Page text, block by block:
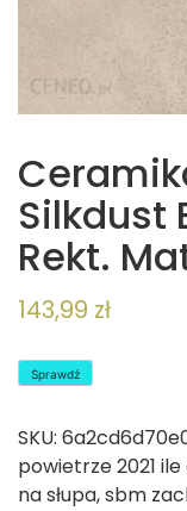
Silkdust
Rekt.
143,99 zł
Sprawdź
SKU:
powietrze 2021
na słupa,sbm